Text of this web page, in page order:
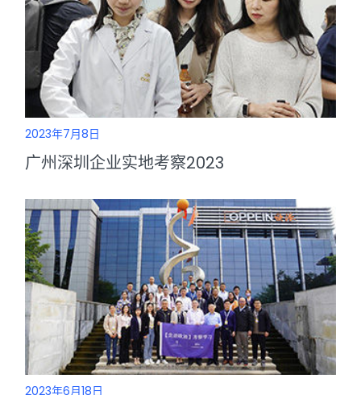
2023年7月8日
广州深圳企业实地考察2023
2023年6月18日